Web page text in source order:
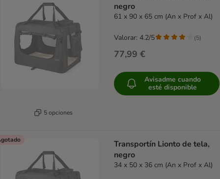
5 opciones
negro
61 x 90 x 65 cm (An x Prof x Al)
77,99 €
Valorar: 4.2/5 (5)
Avisadme cuando
esté disponible
Transportín Lionto de tela,
negro
34 x 50 x 36 cm (An x Prof x Al)